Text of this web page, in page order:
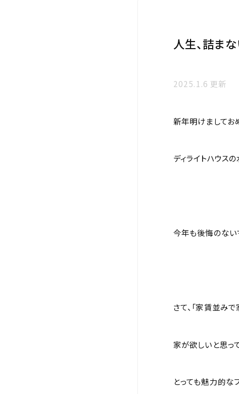
人生、詰ま
2025.1.6 更新
新年明けましてお
ディライトハウスの
今年も後悔のない
さて、「家賃並み
家が欲しいと思っ
とっても魅力的な